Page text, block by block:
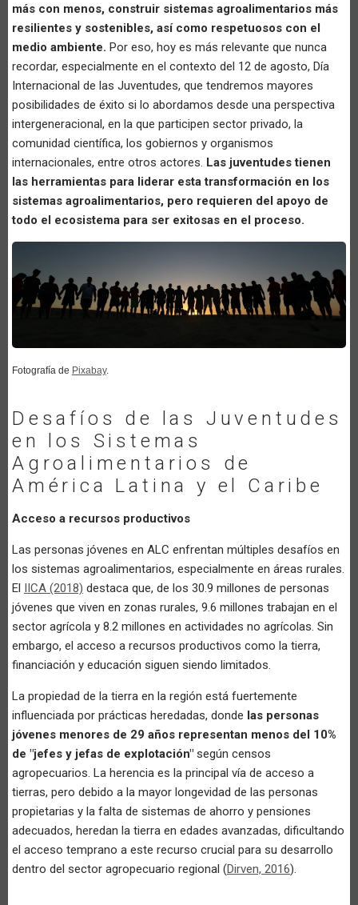
más con menos, construir sistemas agroalimentarios más
resilientes y sostenibles, así como respetuosos con el
medio ambiente. Por eso, hoy es más relevante que nunca
recordar, especialmente en el contexto del 12 de agosto, Día
Internacional de las Juventudes, que tendremos mayores
posibilidades de éxito si lo abordamos desde una perspectiva
intergeneracional, en la que participen sector privado, la
comunidad científica, los gobiernos y organismos
internacionales, entre otros actores. Las juventudes tienen
las herramientas para liderar esta transformación en los
sistemas agroalimentarios, pero requieren del apoyo de
todo el ecosistema para ser exitosas en el proceso.
Fotografía de Pixabay.
Desafíos de las Juventudes
en los Sistemas
Agroalimentarios de
América Latina y el Caribe
Acceso a recursos productivos
Las personas jóvenes en ALC enfrentan múltiples desafíos en
los sistemas agroalimentarios, especialmente en áreas rurales.
El IICA (2018) destaca que, de los 30.9 millones de personas
jóvenes que viven en zonas rurales, 9.6 millones trabajan en el
sector agrícola y 8.2 millones en actividades no agrícolas. Sin
embargo, el acceso a recursos productivos como la tierra,
financiación y educación siguen siendo limitados.
La propiedad de la tierra en la región está fuertemente
influenciada por prácticas heredadas, donde las personas
jóvenes menores de 29 años representan menos del 10%
de "jefes y jefas de explotación" según censos
agropecuarios. La herencia es la principal vía de acceso a
tierras, pero debido a la mayor longevidad de las personas
propietarias y la falta de sistemas de ahorro y pensiones
adecuados, heredan la tierra en edades avanzadas, dificultando
el acceso temprano a este recurso crucial para su desarrollo
dentro del sector agropecuario regional (Dirven, 2016).